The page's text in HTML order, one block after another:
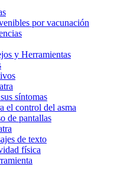
por vacunación
y Herramientas
síntomas
el control del asma
de pantallas
de texto
física